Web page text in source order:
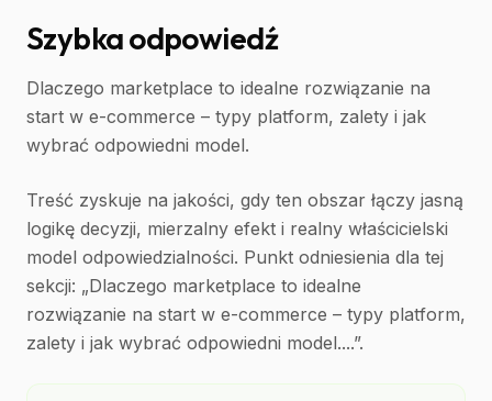
Szybka odpowiedź
Dlaczego marketplace to idealne rozwiązanie na
start w e-commerce – typy platform, zalety i jak
wybrać odpowiedni model.
Treść zyskuje na jakości, gdy ten obszar łączy jasną
logikę decyzji, mierzalny efekt i realny właścicielski
model odpowiedzialności. Punkt odniesienia dla tej
sekcji: „Dlaczego marketplace to idealne
rozwiązanie na start w e-commerce – typy platform,
zalety i jak wybrać odpowiedni model....”.